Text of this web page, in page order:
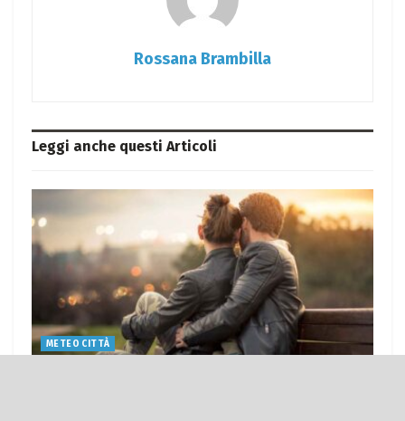
Rossana Brambilla
Leggi anche questi Articoli
METEO CITTÀ